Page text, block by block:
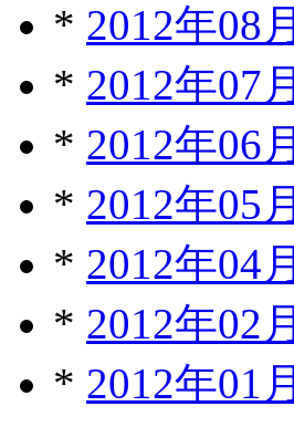
* 2012年08月
* 2012年07月
* 2012年06月
* 2012年05月
* 2012年04月
* 2012年02月
* 2012年01月